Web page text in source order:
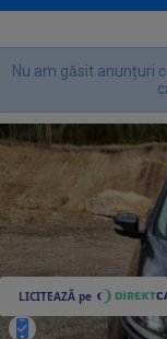
Nu am găsit anunțuri